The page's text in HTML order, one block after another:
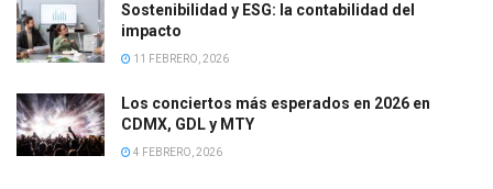
Sostenibilidad y ESG: la contabilidad del
impacto
11 FEBRERO, 2026
Los conciertos más esperados en 2026 en
CDMX, GDL y MTY
4 FEBRERO, 2026